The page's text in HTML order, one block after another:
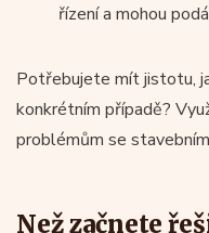
řízení a mohou
Potřebujete mít jistotu,
konkrétním případě?
problémům se
Než začnete